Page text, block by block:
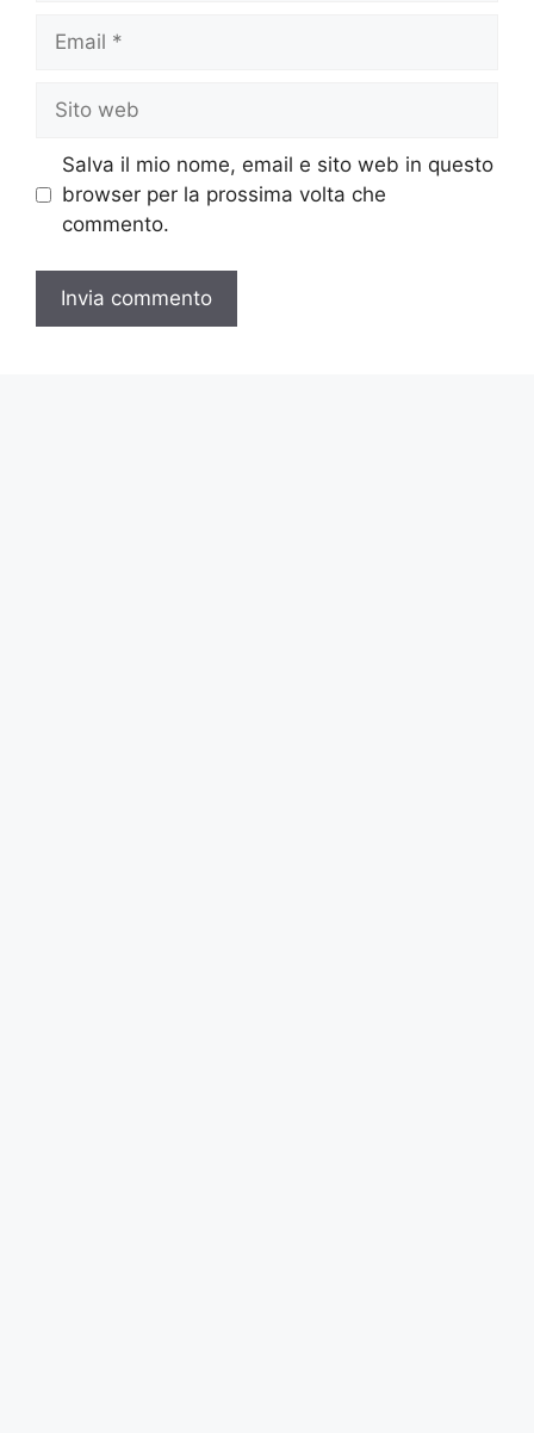
Email
Sito
web
Salva il mio nome, email e sito web in questo
browser per la prossima volta che
commento.